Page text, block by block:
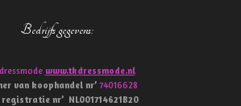
Bedrijfs gegevens:
www.tkdressmode.nl
van koophandel nr’ 74016628
registratie nr’ NL001714621B20